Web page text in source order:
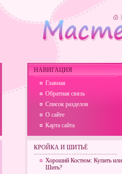
НАВИГАЦИЯ
Главная
Обратная связь
Список разделов
О сайте
Карта сайта
КРОЙКА И ШИТЬЁ
Хороший Костюм: Купить или
Шить?